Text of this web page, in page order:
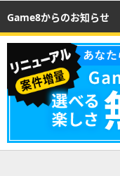
Game8からのお知らせ